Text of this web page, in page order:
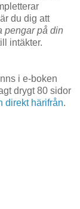
du dig att
pengar på din
intäkter.
i e-boken
drygt 80 sidor
direkt härifrån.